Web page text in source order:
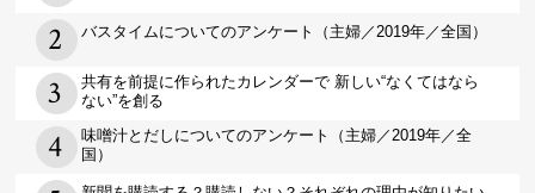
バスタイムについてのアンケート（主婦／2019年／全国）
共有を前提に作られたカレンダーで 新しい“なくてはなら
ない”を創る
味噌汁とだしについてのアンケート（主婦／2019年／全
国）